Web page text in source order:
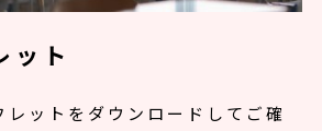
ット
ットをダウンロードしてご確